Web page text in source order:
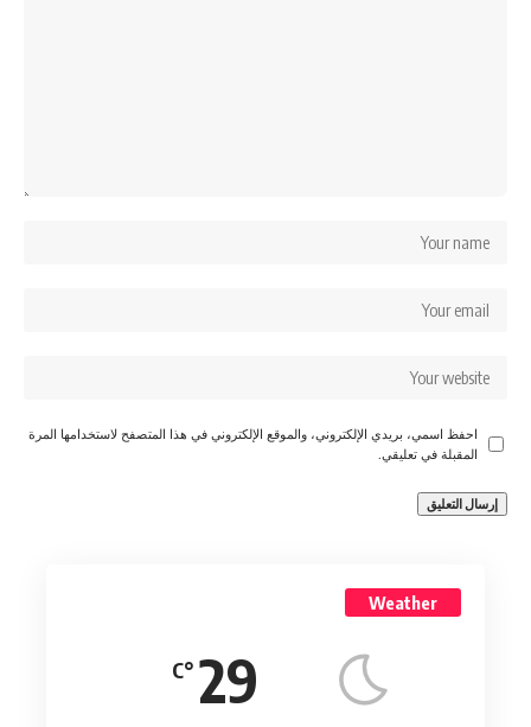
احفظ اسمي، بريدي الإلكتروني، والموقع الإلكتروني في هذا المتصفح لاستخدامها المرة
المقبلة في تعليقي.
Weather
29
°C